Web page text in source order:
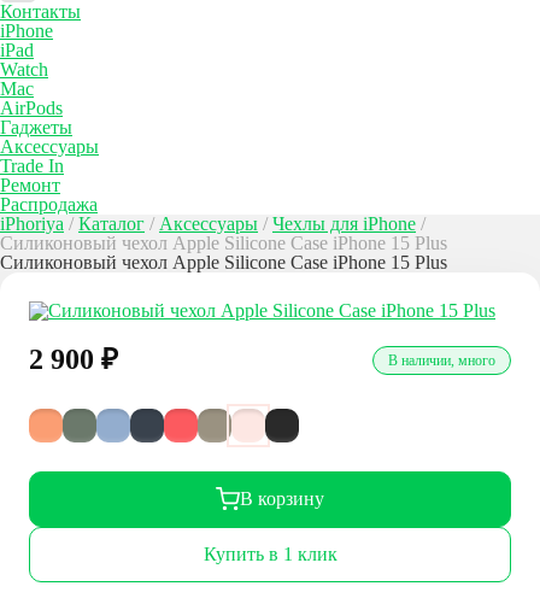
Контакты
iPhone
iPad
Watch
Mac
AirPods
Гаджеты
Аксессуары
Trade In
Ремонт
Распродажа
iPhoriya / Каталог / Аксессуары / Чехлы для iPhone /
Силиконовый чехол Apple Silicone Case iPhone 15 Plus
Силиконовый чехол Apple Silicone Case iPhone 15 Plus
2 900 ₽ В наличии, много
В корзину
Купить в 1 клик